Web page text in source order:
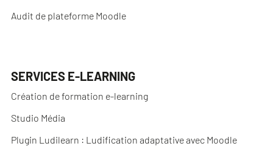
Audit de plateforme Moodle
SERVICES E-LEARNING
Création de formation e-learning
Studio Média
Plugin Ludilearn : Ludification adaptative avec Moodle